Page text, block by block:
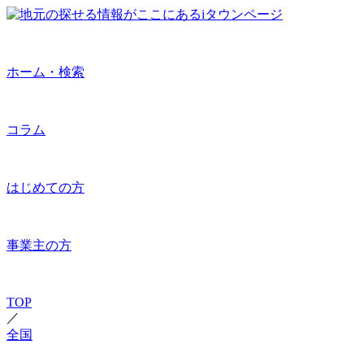
ホーム・検索
コラム
はじめての方
事業主の方
TOP
／
全国